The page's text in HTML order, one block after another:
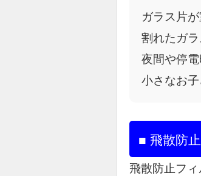
ガラス片
割れたガ
夜間や停
小さなお
■ 飛散防
飛散防止フ